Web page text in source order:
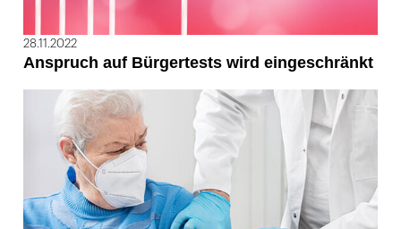
28.11.2022
Anspruch auf Bürgertests wird eingeschränkt